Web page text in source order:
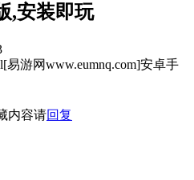
,安装即玩
游网www.eumnq.com]安卓手
内容请回复